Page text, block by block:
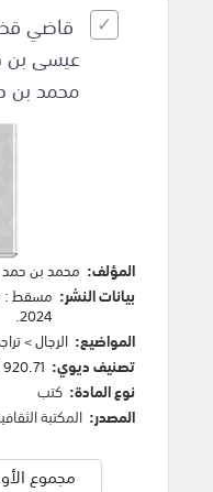
قاضي
عيسى بن
محمد بن
المؤلف: محمد بن حمد
بيانات النشر: مسقط:
2024
.
المواضيع: الرجال>
تصنيف ديوي: 920.71 الرجال.
نوع المادة: كتب
المصدر: المكتبة
مجموع